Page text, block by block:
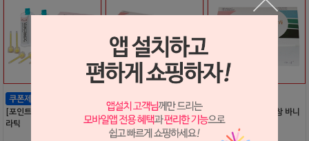
[포인트 전용 상품] 참 검 엘
라틱
[포인트 전용 상품] 참 바니
쉬 100pcs (불소 바니쉬)
[포인트 전용 상품] 참 바니
쉬 10pcs